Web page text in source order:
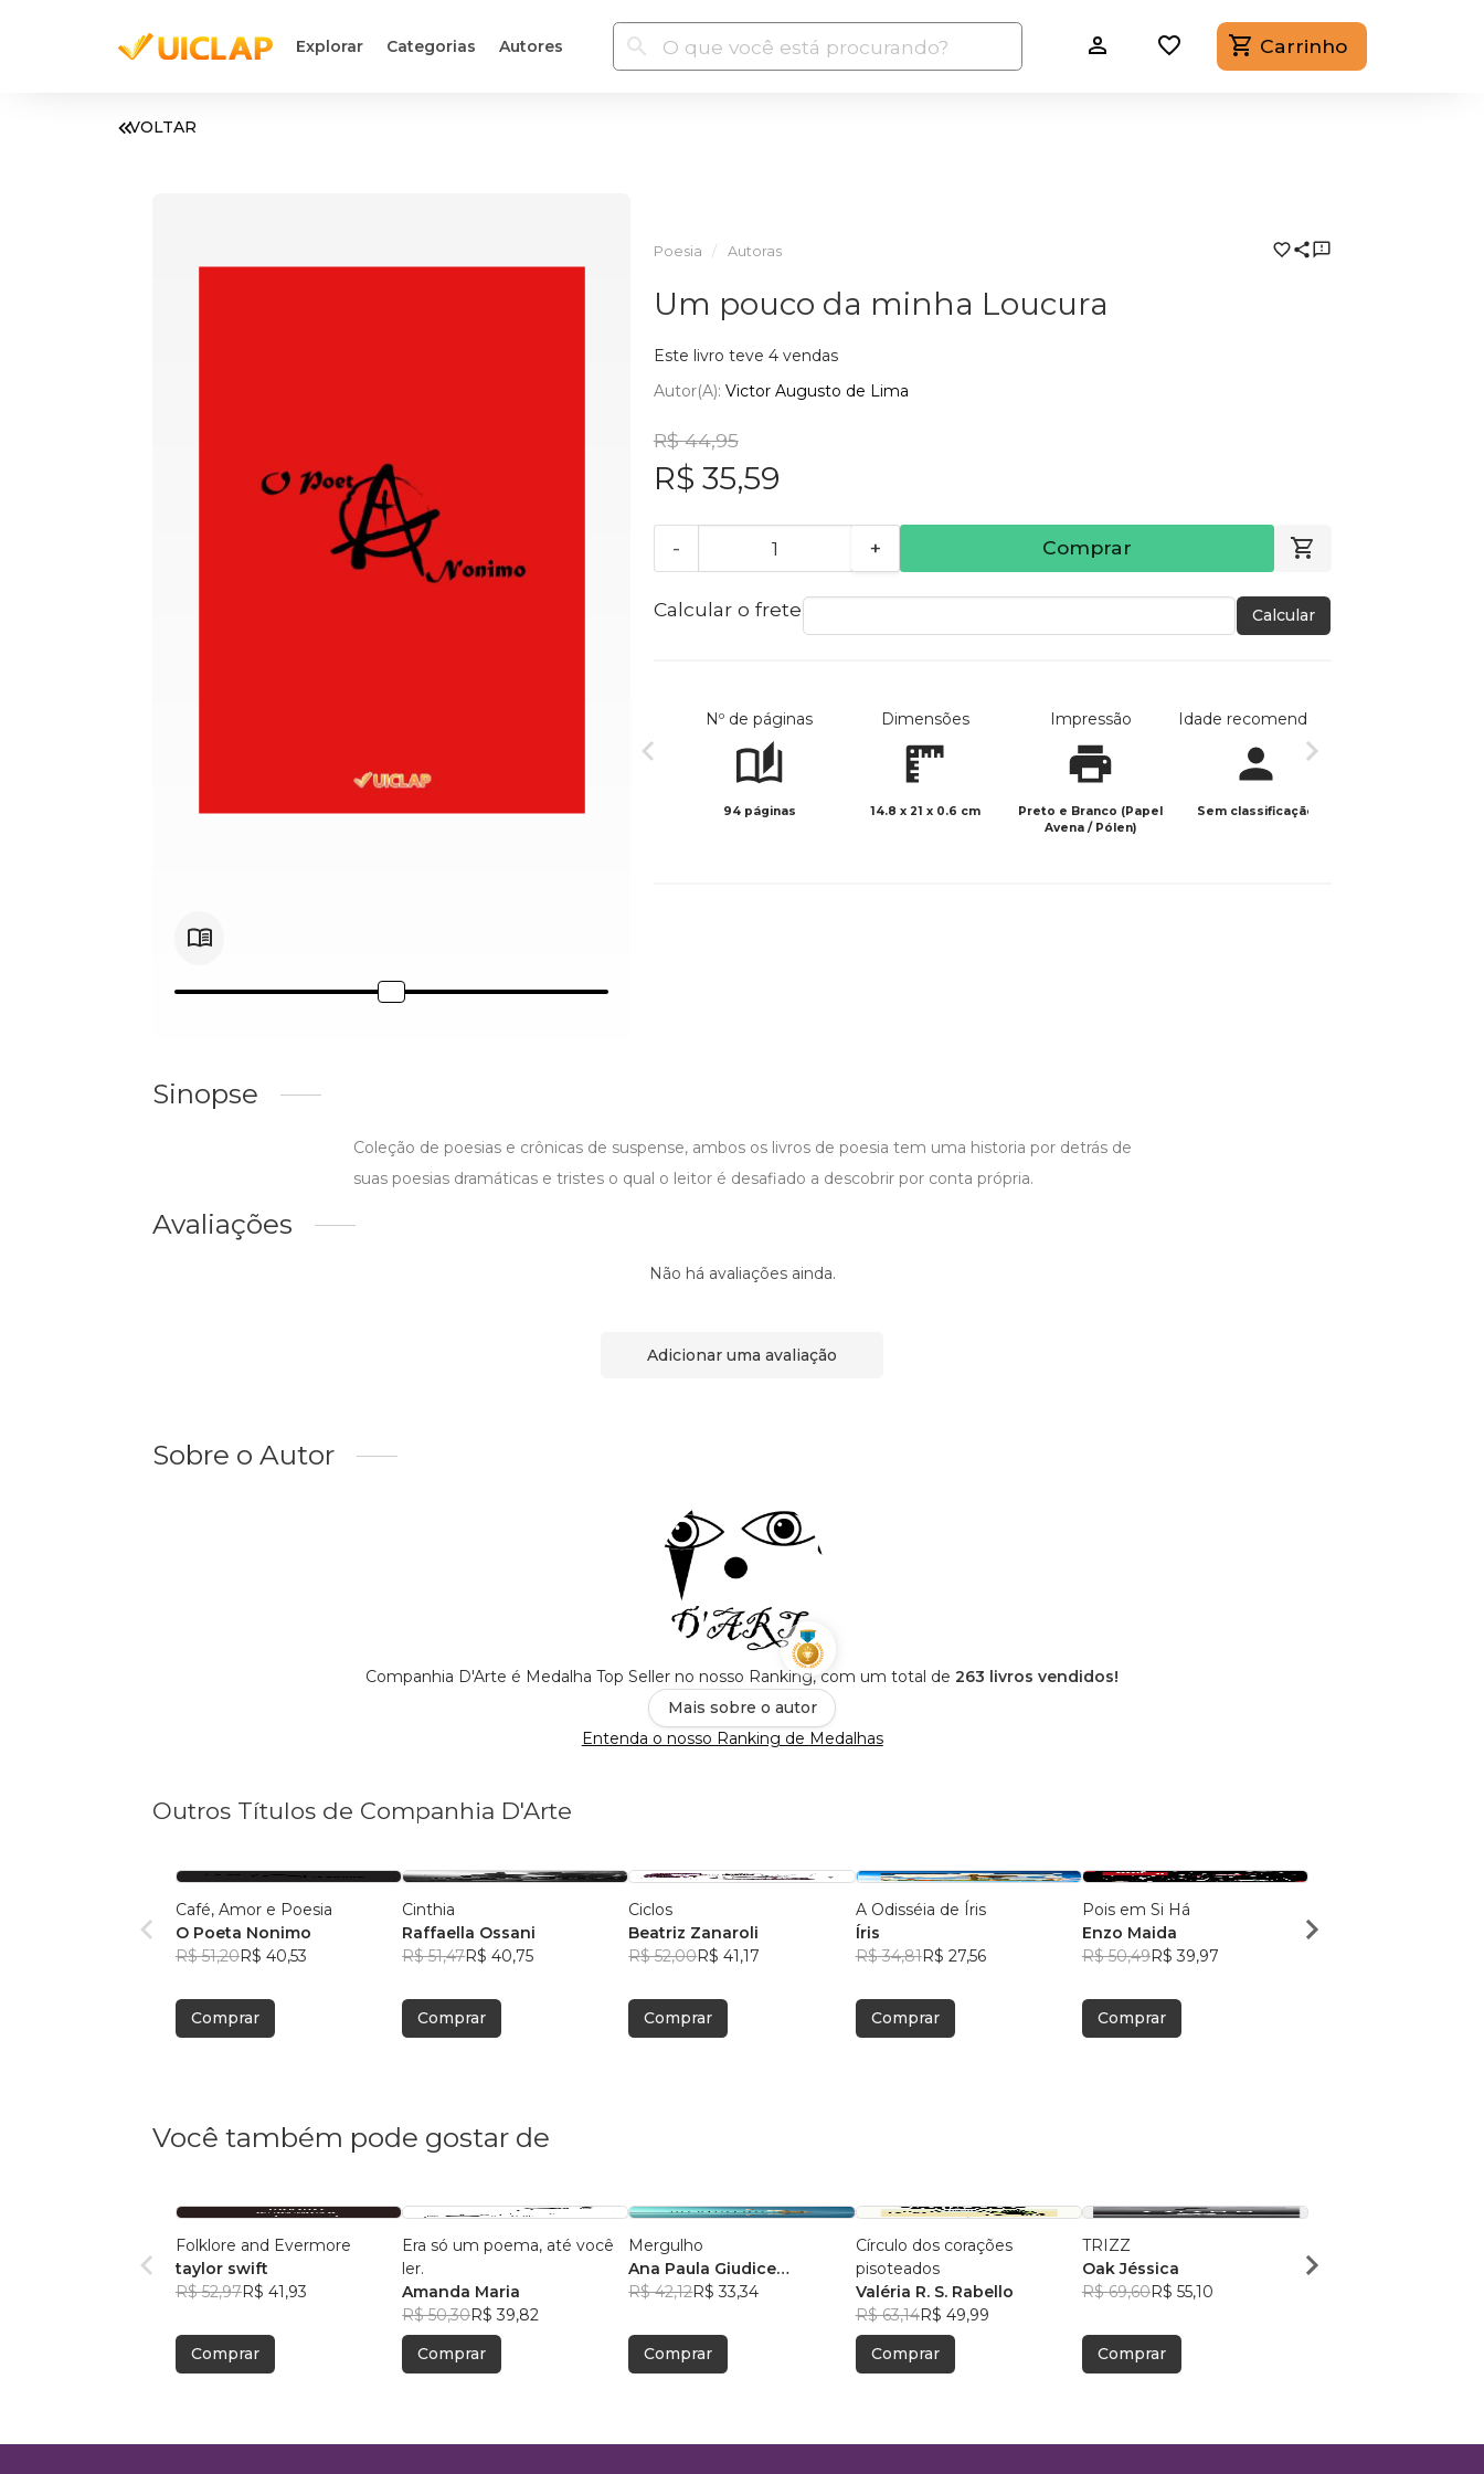
Explorar Categorias Autores Carrinho
VOLTAR
Poesia Autoras
Um pouco da minha Loucura
Este livro teve 4 vendas
Autor(a): Victor Augusto de Lima
R$ 44,95
R$ 35,59
- + Comprar
Calcular o frete Calcular
Nº de páginas
94 páginas
Dimensões
14.8 x 21 x 0.6 cm
Impressão
Preto e Branco (Papel
Avena / Pólen)
Idade recomendada
Sem classificação
Sinopse
Coleção de poesias e crônicas de suspense, ambos os livros de poesia tem uma historia por detrás de
suas poesias dramáticas e tristes o qual o leitor é desafiado a descobrir por conta própria.
Avaliações
Não há avaliações ainda.
Adicionar uma avaliação
Sobre o Autor
Companhia D'Arte é Medalha Top Seller no nosso Ranking, com um total de 263 livros vendidos!
Mais sobre o autor
Entenda o nosso Ranking de Medalhas
Outros Títulos de Companhia D'Arte
Café, Amor e Poesia
O Poeta Nonimo
R$ 51,20R$ 40,53
Comprar
Cinthia
Raffaella Ossani
R$ 51,47R$ 40,75
Comprar
Ciclos
Beatriz Zanaroli
R$ 52,00R$ 41,17
Comprar
A Odisséia de Íris
Íris
R$ 34,81R$ 27,56
Comprar
Pois em Si Há
Enzo Maida
R$ 50,49R$ 39,97
Comprar
Tanto Quanto
Você também pode gostar de
Folklore and Evermore
taylor swift
R$ 52,97R$ 41,93
Comprar
Era só um poema, até você
ler.
Amanda Maria
R$ 50,30R$ 39,82
Comprar
Mergulho
Ana Paula Giudice
Anastacio
R$ 42,12R$ 33,34
Comprar
Círculo dos corações
pisoteados
Valéria R. S. Rabello
R$ 63,14R$ 49,99
Comprar
TRIZZ
Oak Jéssica
R$ 69,60R$ 55,10
Comprar
Jucelio Gomes